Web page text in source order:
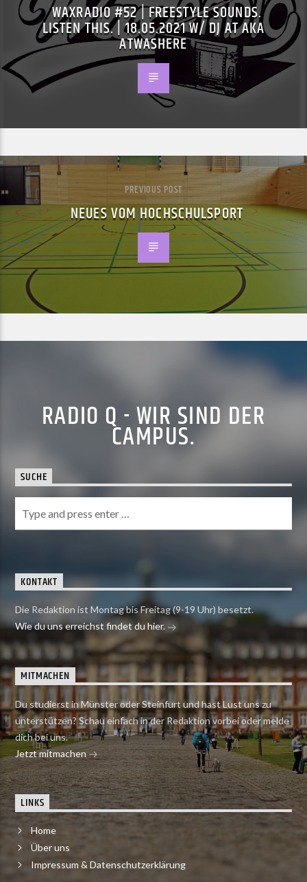
WAXRADIO #52 | FREESTYLE SOUNDS.
LISTEN THIS. | 18.05.2021 W/ DJ AT AKA
ATWASHERE
PREVIOUS POST
NEUES VOM HOCHSCHULSPORT
RADIO Q - WIR SIND DER
CAMPUS.
SUCHE
KONTAKT
Die Redaktion ist Montag bis Freitag (9-19 Uhr) besetzt.
Wie du uns erreichst findet du hier.
MITMACHEN
Du studierst in Münster oder Steinfurt und hast Lust uns zu
unterstützen? Schau einfach in der Redaktion vorbei oder melde
dich bei uns.
Jetzt mitmachen
LINKS
Home
Über uns
Impressum & Datenschutzerklärung